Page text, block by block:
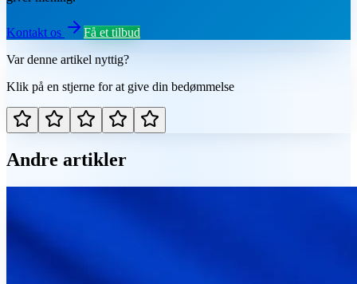
Kontakt os
Få et tilbud
Var denne artikel nyttig?
Klik på en stjerne for at give din bedømmelse
Andre artikler